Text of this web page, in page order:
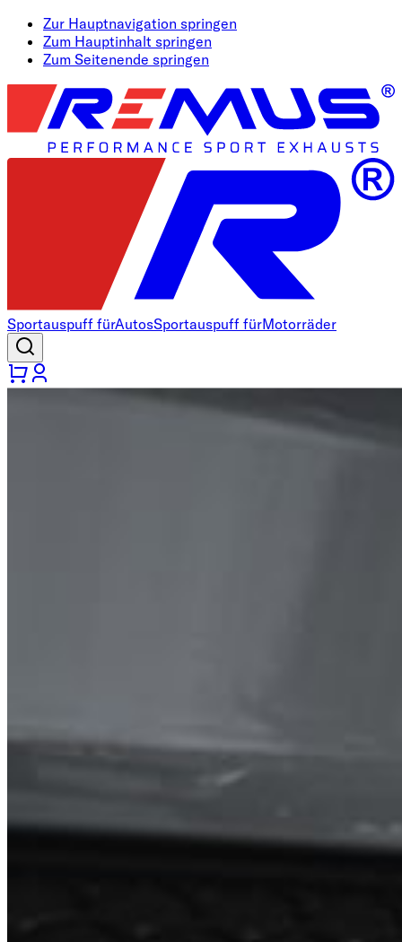
Zur Hauptnavigation springen
Zum Hauptinhalt springen
Zum Seitenende springen
Sportauspuff fürAutosSportauspuff fürMotorräder